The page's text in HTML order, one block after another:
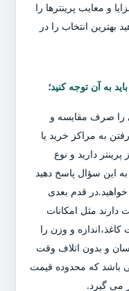
و معایب پرینترها را
بهترین انتخاب را در
به آن توجه کنید؛
را صرف مقایسه و
به مراکز خرید یا
دارید و نوع
این سؤال پاسخ دهید
قدم بعدی
دارند مثل امکانات
و وزن را
و بدون اتلاف وقت
باشد که محدوده قیمت
می گیرد.